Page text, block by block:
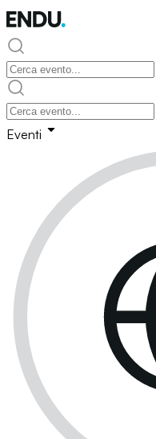
Eventi